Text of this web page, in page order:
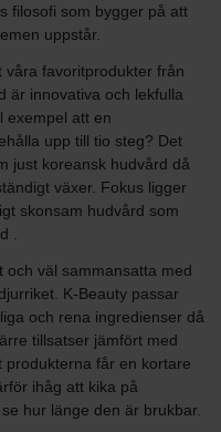
filosofi som bygger på att
uppstår.
våra favoritprodukter från
är innovativa och lekfulla
exempel att en
upp till tio steg? Det
just koreansk hudvård då
växer. Fokus ligger
skonsam hudvård som
.
och väl sammansatta med
K-Beauty passar
och rena ingredienser då
tillsatser jämfört med
produkterna får en kortare
ihåg att kika på
hur länge den är brukbar.